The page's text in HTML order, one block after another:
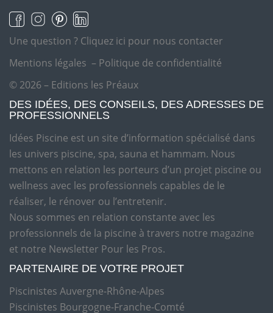
Une question ? Cliquez ici pour nous contacter
Mentions légales – Politique de confidentialité
© 2026 – Editions les Préaux
DES IDÉES, DES CONSEILS, DES ADRESSES DE
PROFESSIONNELS
Idées Piscine est un site d’information spécialisé dans
les univers piscine, spa, sauna et hammam. Nous
mettons en relation les porteurs d’un projet piscine ou
wellness avec les professionnels capables de le
réaliser, le rénover ou l’entretenir.
Nous sommes en relation constante avec les
professionnels de la piscine à travers notre magazine
et notre Newsletter Pour les Pros.
PARTENAIRE DE VOTRE PROJET
Piscinistes Auvergne-Rhône-Alpes
Piscinistes Bourgogne-Franche-Comté